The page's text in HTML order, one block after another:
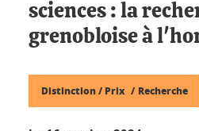
sciences : la
grenobloise à
Distinction / Prix Recherche